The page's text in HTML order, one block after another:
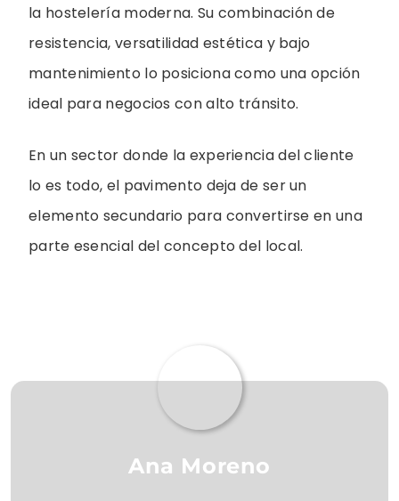
la hostelería moderna. Su combinación de
resistencia, versatilidad estética y bajo
mantenimiento lo posiciona como una opción
ideal para negocios con alto tránsito.
En un sector donde la experiencia del cliente
lo es todo, el pavimento deja de ser un
elemento secundario para convertirse en una
parte esencial del concepto del local.
Ana Moreno